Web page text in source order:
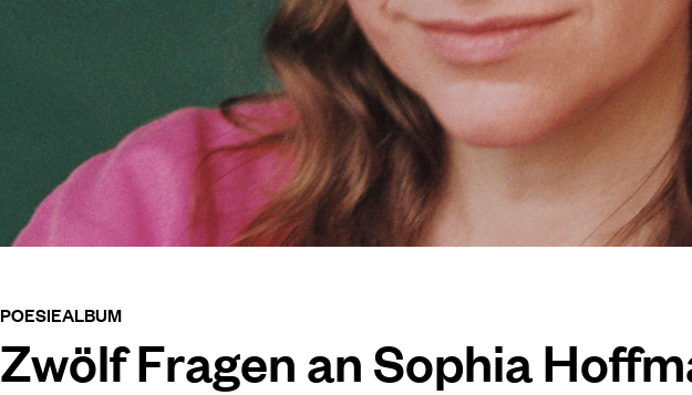
POESIEALBUM
Zwölf Fragen an Sophia